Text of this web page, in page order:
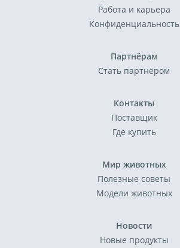
Работа и карьера
Конфиденциальность
Партнёрам
Стать партнёром
Контакты
Поставщик
Где купить
Мир животных
Полезные советы
Модели животных
Новости
Новые продукты